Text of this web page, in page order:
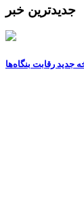
جدیدترین خبر
جدید رقابت‌ بنگاه‌ها